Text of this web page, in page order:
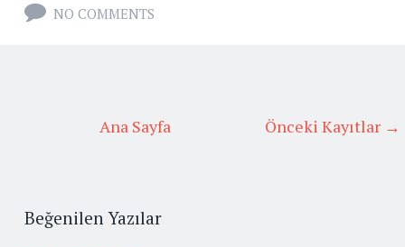
NO COMMENTS
Önceki Kayıtlar →
Ana Sayfa
Beğenilen Yazılar